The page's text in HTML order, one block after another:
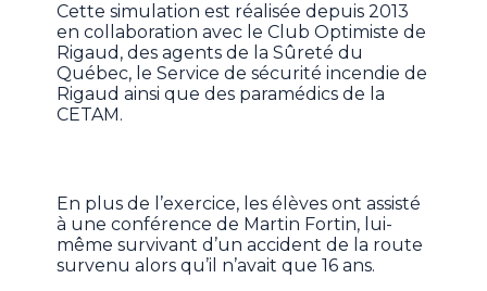
Cette simulation est réalisée depuis 2013
en collaboration avec le Club Optimiste de
Rigaud, des agents de la Sûreté du
Québec, le Service de sécurité incendie de
Rigaud ainsi que des paramédics de la
CETAM.
En plus de l’exercice, les élèves ont assisté
à une conférence de Martin Fortin, lui-
même survivant d’un accident de la route
survenu alors qu’il n’avait que 16 ans.